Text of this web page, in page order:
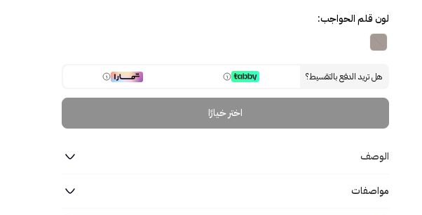
لون قلم الحواجب:
هل تريد الدفع بالتقسيط؟
اختر خيارًا
الوصف
مواصفات